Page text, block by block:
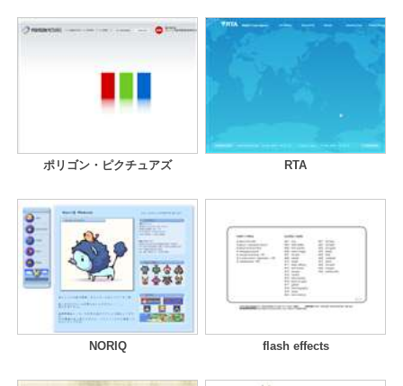
ポリゴン・ピクチュアズ RTA
NORIQ flash effects